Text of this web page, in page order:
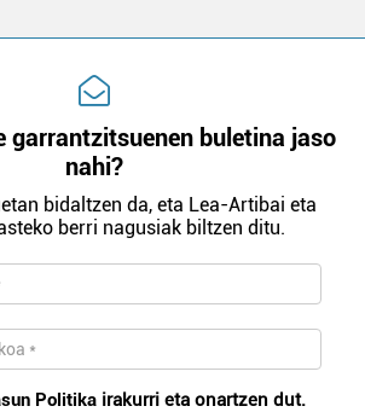
garrantzitsuenen buletina jaso
nahi?
bidaltzen da, eta Lea-Artibai eta
berri nagusiak biltzen ditu.
Politika irakurri eta onartzen dut.